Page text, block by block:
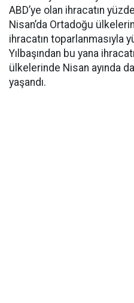
ABD’ye olan ihracatın
Nisan’da Ortadoğu
ihracatın toparlanmasıyla
Yılbaşından bu yana
ülkelerinde Nisan ayında
yaşandı.